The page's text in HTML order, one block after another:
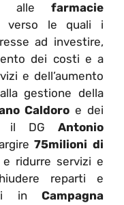
alle farmacie
verso le quali i
ad investire,
dei costi e a
e dell’aumento
gestione della
Caldoro e dei
il DG Antonio
75milioni di
e ridurre servizi e
reparti e
in Campagna